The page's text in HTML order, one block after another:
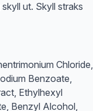
ut. Skyll straks
Chloride,
Benzoate,
Ethylhexyl
Benzyl Alcohol,